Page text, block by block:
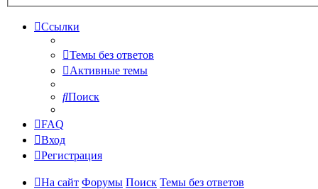
Ссылки
Темы без ответов
Активные темы
Поиск
FAQ
Вход
Регистрация
На сайт Форумы Поиск Темы без ответов